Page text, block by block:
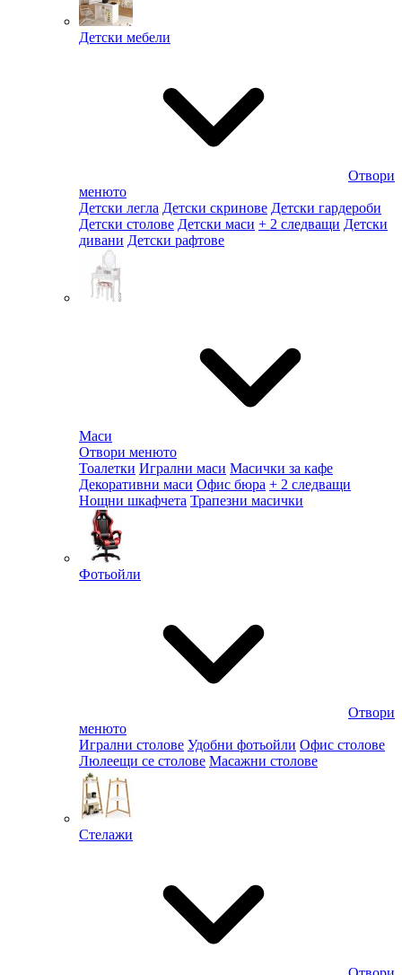
Детски мебели
Отвори
менюто
Детски легла Детски скринове Детски гардероби
Детски столове Детски маси + 2 следващи Детски
дивани Детски рафтове
Маси
Отвори менюто
Тоалетки Игрални маси Масички за кафе
Декоративни маси Офис бюра + 2 следващи
Нощни шкафчета Трапезни масички
Фотьойли
Отвори
менюто
Игрални столове Удобни фотьойли Офис столове
Люлеещи се столове Масажни столове
Стелажи